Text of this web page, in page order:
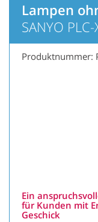
Lampen
SANYO
Produktnummer:
Ein
für Kunden mit
Geschick